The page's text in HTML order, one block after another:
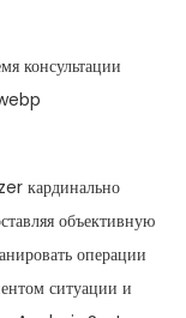
кардинально
объективную
операции
ситуации и